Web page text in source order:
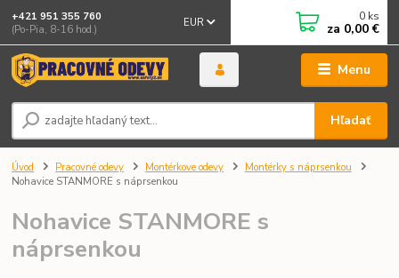
Menu
EUR
Hľadať
+421 951 355 760
(Po-Pia, 8-16 hod.)
0 ks
za 0,00 €
Úvod Pracovné odevy Montérkove odevy
Montérky s náprsenkou
Nohavice STANMORE s náprsenkou
Nohavice STANMORE s
náprsenkou